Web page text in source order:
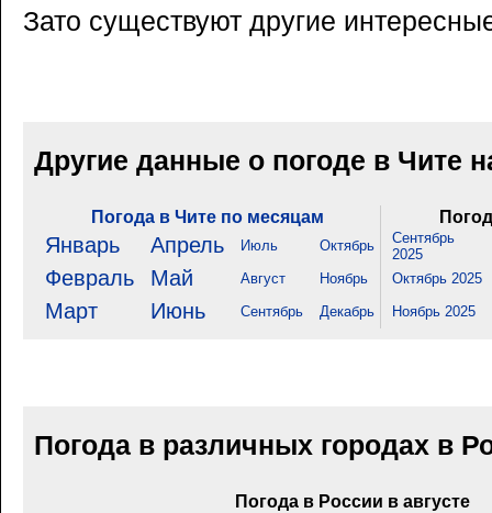
Зато существуют другие
Другие данные о погоде в Чите
Погода в Чите по месяцам
Январь Апрель Июль Октябрь
Сентябрь
2025
Февраль Май Август Ноябрь Октябрь 2025
Март Июнь Сентябрь Декабрь Ноябрь 2025
Погода в различных городах в
Погода в России в августе